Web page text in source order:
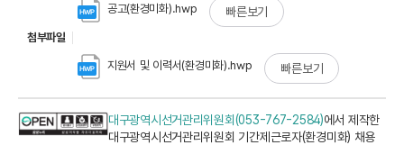
첨부파일
공고(환경미화).hwp 빠른보기
지원서 및 이력서(환경미화).hwp 빠른보기
대구광역시선거관리위원회(053-767-2584)에서 제작한
대구광역시선거관리위원회 기간제근로자(환경미화) 채용